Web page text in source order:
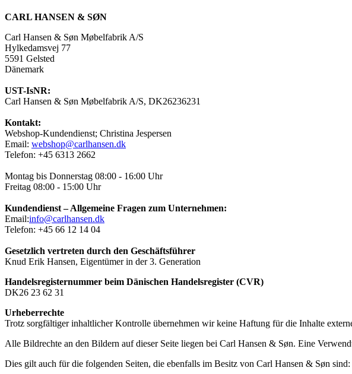
CARL HANSEN & SØN
Carl Hansen & Søn Møbelfabrik A/S
Hylkedamsvej 77
5591 Gelsted
Dänemark
UST-IsNR:
Carl Hansen & Søn Møbelfabrik A/S, DK26236231
Kontakt:
Webshop-Kundendienst; Christina Jespersen
Email: webshop@carlhansen.dk
Telefon: +45 6313 2662
Montag bis Donnerstag 08:00 - 16:00 Uhr
Freitag 08:00 - 15:00 Uhr
Kundendienst – Allgemeine Fragen zum Unternehmen:
Email:info@carlhansen.dk
Telefon: +45 66 12 14 04
Gesetzlich vertreten durch den Geschäftsführer
Knud Erik Hansen, Eigentümer in der 3. Generation
Handelsregisternummer beim Dänischen Handelsregister (CVR)
DK26 23 62 31
Urheberrechte
Trotz sorgfältiger inhaltlicher Kontrolle übernehmen wir keine Haftung für die Inhalte
Alle Bildrechte an den Bildern auf dieser Seite liegen bei Carl Hansen & Søn. Eine
Dies gilt auch für die folgenden Seiten, die ebenfalls im Besitz von Carl Hansen & Søn sind: